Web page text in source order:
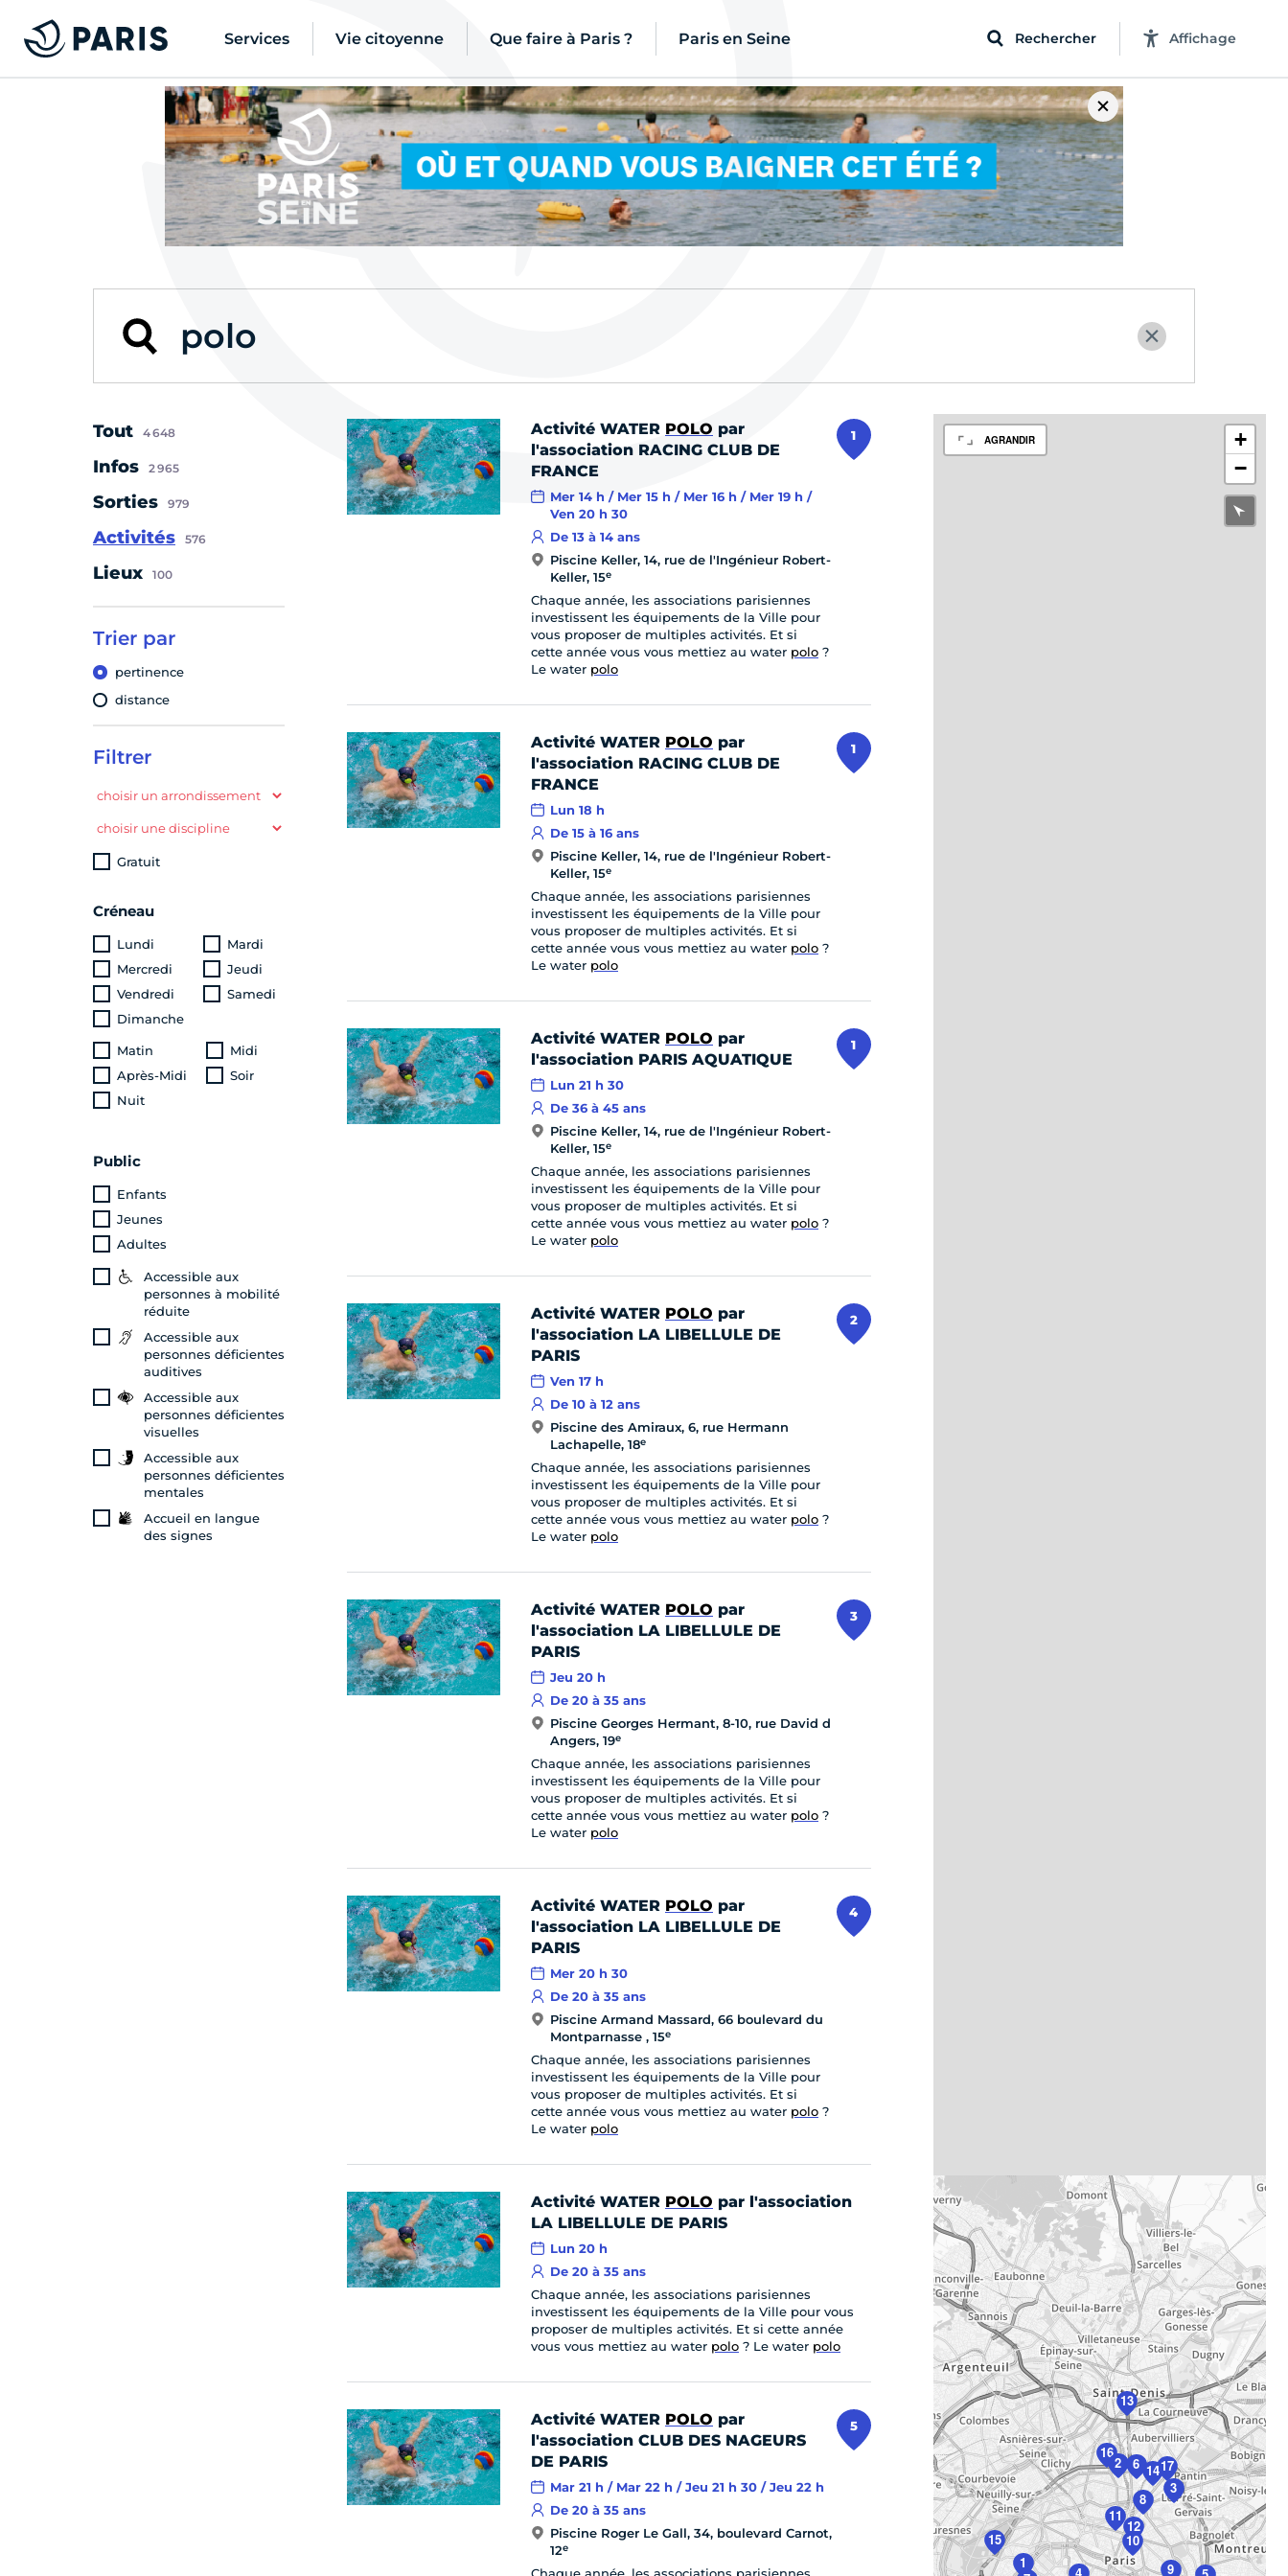
Services Vie citoyenne Que faire à Paris ? Paris en Seine Rechercher Affichage
Tout 4 648
Infos 2 965
Sorties 979
Activités 576
Lieux 100
Trier par
pertinence
distance
Filtrer
choisir un arrondissement
choisir une discipline
Gratuit
Créneau
Lundi
Mardi
Mercredi
Jeudi
Vendredi
Samedi
Dimanche
Matin
Midi
Après-Midi
Soir
Nuit
Public
Enfants
Jeunes
Adultes
Accessible aux
personnes à mobilité
réduite
Accessible aux
personnes déficientes
auditives
Accessible aux
personnes déficientes
visuelles
Accessible aux
personnes déficientes
mentales
Accueil en langue
des signes
1
Activité WATER POLO par
l'association RACING CLUB DE
FRANCE
Mer 14 h / Mer 15 h / Mer 16 h / Mer 19 h /
Ven 20 h 30
De 13 à 14 ans
Piscine Keller, 14, rue de l'Ingénieur Robert-
Keller, 15e
Chaque année, les associations parisiennes
investissent les équipements de la Ville pour
vous proposer de multiples activités. Et si
cette année vous vous mettiez au water polo ?
Le water polo
1
Activité WATER POLO par
l'association RACING CLUB DE
FRANCE
Lun 18 h
De 15 à 16 ans
Piscine Keller, 14, rue de l'Ingénieur Robert-
Keller, 15e
Chaque année, les associations parisiennes
investissent les équipements de la Ville pour
vous proposer de multiples activités. Et si
cette année vous vous mettiez au water polo ?
Le water polo
1
Activité WATER POLO par
l'association PARIS AQUATIQUE
Lun 21 h 30
De 36 à 45 ans
Piscine Keller, 14, rue de l'Ingénieur Robert-
Keller, 15e
Chaque année, les associations parisiennes
investissent les équipements de la Ville pour
vous proposer de multiples activités. Et si
cette année vous vous mettiez au water polo ?
Le water polo
2
Activité WATER POLO par
l'association LA LIBELLULE DE
PARIS
Ven 17 h
De 10 à 12 ans
Piscine des Amiraux, 6, rue Hermann
Lachapelle, 18e
Chaque année, les associations parisiennes
investissent les équipements de la Ville pour
vous proposer de multiples activités. Et si
cette année vous vous mettiez au water polo ?
Le water polo
3
Activité WATER POLO par
l'association LA LIBELLULE DE
PARIS
Jeu 20 h
De 20 à 35 ans
Piscine Georges Hermant, 8-10, rue David d
Angers, 19e
Chaque année, les associations parisiennes
investissent les équipements de la Ville pour
vous proposer de multiples activités. Et si
cette année vous vous mettiez au water polo ?
Le water polo
4
Activité WATER POLO par
l'association LA LIBELLULE DE
PARIS
Mer 20 h 30
De 20 à 35 ans
Piscine Armand Massard, 66 boulevard du
Montparnasse , 15e
Chaque année, les associations parisiennes
investissent les équipements de la Ville pour
vous proposer de multiples activités. Et si
cette année vous vous mettiez au water polo ?
Le water polo
Activité WATER POLO par l'association
LA LIBELLULE DE PARIS
Lun 20 h
De 20 à 35 ans
Chaque année, les associations parisiennes
investissent les équipements de la Ville pour vous
proposer de multiples activités. Et si cette année
vous vous mettiez au water polo ? Le water polo
5
Activité WATER POLO par
l'association CLUB DES NAGEURS
DE PARIS
Mar 21 h / Mar 22 h / Jeu 21 h 30 / Jeu 22 h
De 20 à 35 ans
Piscine Roger Le Gall, 34, boulevard Carnot,
12e
1
2
3
6
8
9
10
11
12
13
14
15
16
17
AGRANDIR
+
−